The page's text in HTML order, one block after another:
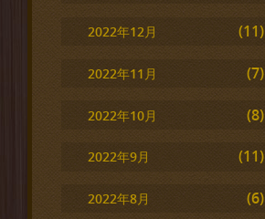
2022年12月 (11)
2022年11月 (7)
2022年10月 (8)
2022年9月 (11)
2022年8月 (6)